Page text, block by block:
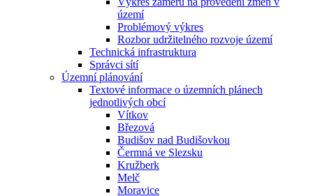
území
Problémový výkres
Rozbor udržitelného rozvoje území
Technická infrastruktura
Správci sítí
Územní plánování
Textové informace o územních plánech
jednotlivých obcí
Vítkov
Březová
Budišov nad Budišovkou
Čermná ve Slezsku
Kružberk
Melč
Moravice